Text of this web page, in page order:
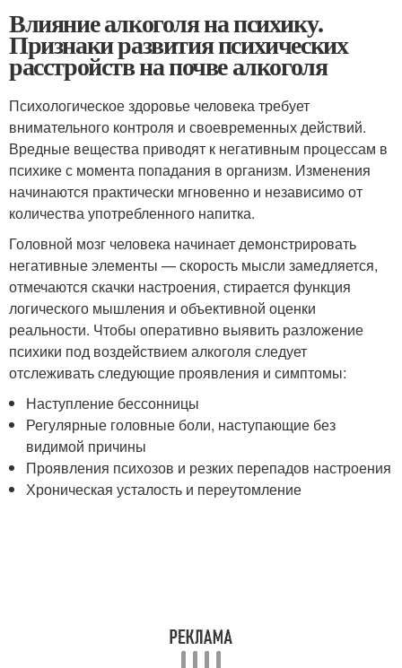
Влияние алкоголя на психику.
Признаки развития психических
расстройств на почве алкоголя
Психологическое здоровье человека требует
внимательного контроля и своевременных действий.
Вредные вещества приводят к негативным процессам в
психике с момента попадания в организм. Изменения
начинаются практически мгновенно и независимо от
количества употребленного напитка.
Головной мозг человека начинает демонстрировать
негативные элементы — скорость мысли замедляется,
отмечаются скачки настроения, стирается функция
логического мышления и объективной оценки
реальности. Чтобы оперативно выявить разложение
психики под воздействием алкоголя следует
отслеживать следующие проявления и симптомы:
Наступление бессонницы
Регулярные головные боли, наступающие без
видимой причины
Проявления психозов и резких перепадов настроения
Хроническая усталость и переутомление